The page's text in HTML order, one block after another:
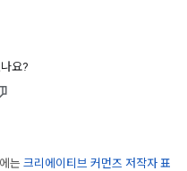
요?
는 크리에이티브 커먼즈 저작자 표